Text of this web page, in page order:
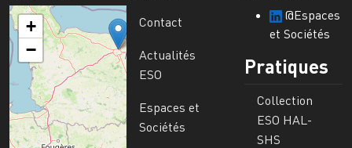
+
−
Contact
Actualités
ESO
Espaces et
Sociétés
@Espaces
et Sociétés
Pratiques
Collection
ESO HAL-
SHS